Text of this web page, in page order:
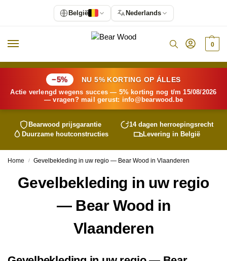
0
−5% NU 5% KORTING OP ÁLLES
Actie verlengd wegens succes — 5% korting nog t/m 15/08/2026
— vragen? mail gerust: info@bearwood.be
Bearwood prijsgarantie
14 dagen herroepingsrecht
Duurzame houtconstructies
Levering in België
Home / Gevelbekleding in uw regio — Bear Wood in Vlaanderen
Gevelbekleding in uw regio
— Bear Wood in
Vlaanderen
België Nederlands